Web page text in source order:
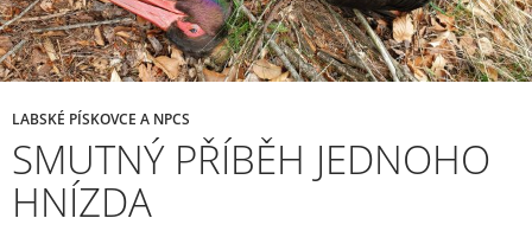
LABSKÉ PÍSKOVCE A NPCS
SMUTNÝ PŘÍBĚH JEDNOHO
HNÍZDA